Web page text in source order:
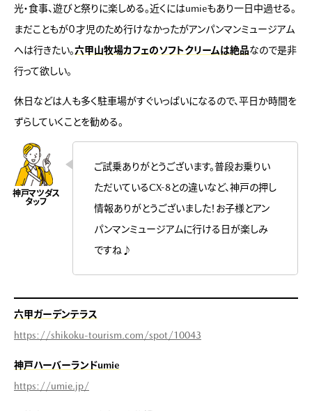
光・食事、遊びと祭りに楽しめる。近くにはumieもあり一日中過せる。
まだこともが０才児のため行けなかったがアンパンマンミュージアム
へは行きたい。六甲山牧場カフェのソフトクリームは絶品なので是非
行って欲しい。
休日などは人も多く駐車場がすぐいっぱいになるので、平日か時間を
ずらしていくことを勧める。
ご試乗ありがとうございます。普段お乗りい
ただいているCX-8との違いなど、神戸の押し
情報ありがとうございました！お子様とアン
パンマンミュージアムに行ける日が楽しみ
ですね♪
六甲ガーデンテラス
https://shikoku-tourism.com/spot/10043
神戸ハーバーランドumie
https://umie.jp/